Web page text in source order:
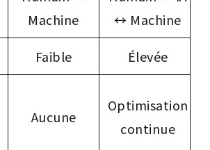
Machine
↔ Machine
Faible Élevée
Aucune
Optimisation
continue